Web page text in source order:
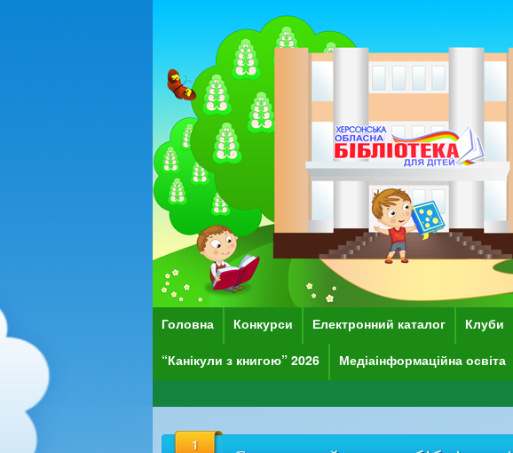
Головна Конкурси Електронний каталог Клуби
“Канікули з книгою” 2026 Медіаінформаційна освіта
1